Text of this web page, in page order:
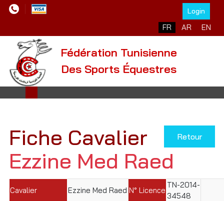
Login
Sélectionnez votre
FR AR EN
Fédération Tunisienne
Des Sports Équestres
Retour
Fiche Cavalier
Ezzine Med Raed
Cavalier Ezzine Med Raed N° Licence
TN-2014-
34548